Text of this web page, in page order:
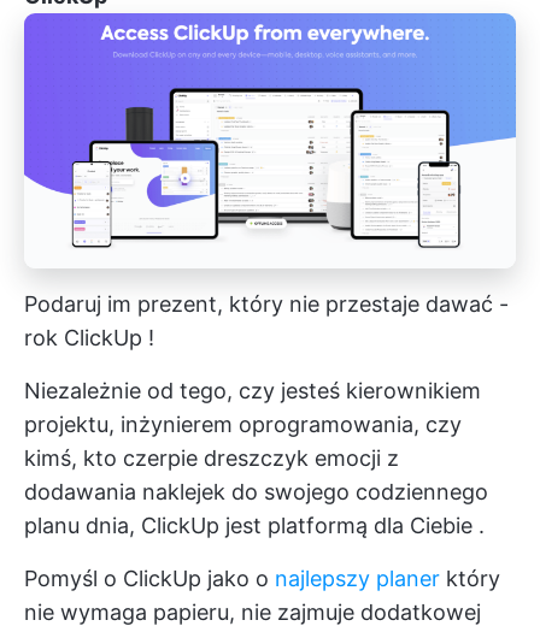
Podaruj im prezent, który nie przestaje dawać -
rok ClickUp !
Niezależnie od tego, czy jesteś kierownikiem
projektu, inżynierem oprogramowania, czy
kimś, kto czerpie dreszczyk emocji z
dodawania naklejek do swojego codziennego
planu dnia, ClickUp jest platformą dla Ciebie .
Pomyśl o ClickUp jako o najlepszy planer który
nie wymaga papieru, nie zajmuje dodatkowej